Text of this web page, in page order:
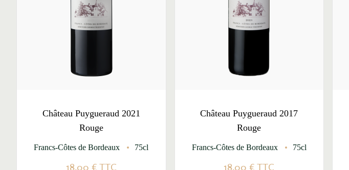
Château Puygueraud 2021
Rouge
Francs-Côtes de Bordeaux 75cl
18,00 €TTC
Château Puygueraud 2017
Rouge
Francs-Côtes de Bordeaux 75cl
18,00 €TTC